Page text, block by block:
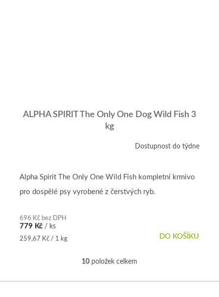
ALPHA SPIRIT The Only One Dog Wild Fish 3
kg
Dostupnost do týdne
696 Kč bez DPH
779 Kč / ks
Měrná
259,67 Kč / 1 kg DO KOŠÍKU
Alpha Spirit The Only One Wild Fish kompletní krmivo
pro dospělé psy vyrobené z čerstvých ryb.
O
l
10 položek celkem